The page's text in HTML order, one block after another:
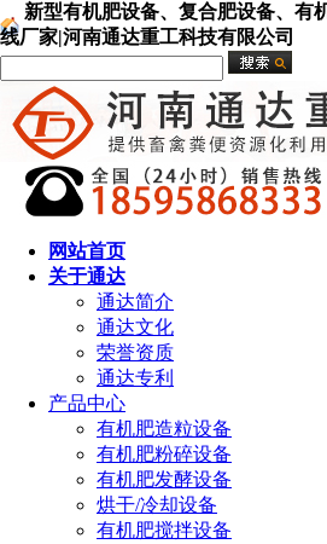
新型有机肥设备、复合肥设备、有
线厂家|河南通达重工科技有限公司
网站首页
关于通达
通达简介
通达文化
荣誉资质
通达专利
产品中心
有机肥造粒设备
有机肥粉碎设备
有机肥发酵设备
烘干/冷却设备
有机肥搅拌设备